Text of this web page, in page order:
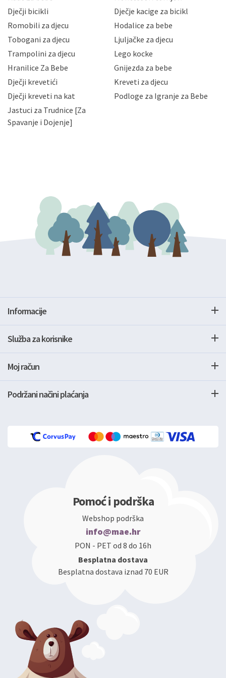
neovlaštenog pristupa, zlouporabe, otkrivanja,
gubitka ili uništenja. Mae.hr štiti privatnost svojih
korisnika i posjetitelja web stranica, čuva povjerljivost
priopćavanje osobnih podataka samo onim svojim
zaposlenicima kojima su isti potrebni radi provedbe
slučajevima koji su dozvoljeni zakonima. Napominjemo
da možete u svako doba, u potpunosti ili djelomice,
zatražiti prestanak aktivnosti obrade Vaših osobnih
podataka. Opoziv privole možete podnijeti poštom na
gore navedenu adresu ili e-mailom na adresu:
Dječji bicikli
Dječje kacige za bicikl
Romobili za djecu
Hodalice za bebe
Tobogani za djecu
Ljuljačke za djecu
Trampolini za djecu
Lego kocke
Hranilice Za Bebe
Gnijezda za bebe
Dječji krevetići
Kreveti za djecu
Dječji kreveti na kat
Podloge za Igranje za Bebe
Jastuci za Trudnice [Za
Spavanje i Dojenje]
Informacije
Služba za korisnike
Moj račun
Podržani načini plaćanja
Pomoć i podrška
Webshop podrška
info@mae.hr
PON - PET od 8 do 16h
Besplatna dostava
Besplatna dostava iznad 70 EUR